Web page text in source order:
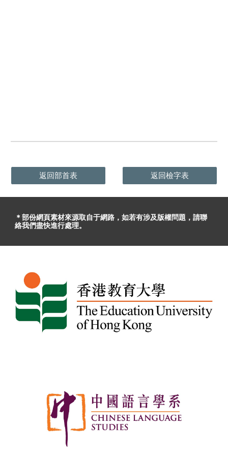
返回部首表 返回檢字表
＊部份網頁素材來源取自于網路，如若有涉及版權問題 ，請聯
絡我們盡快進行處理。